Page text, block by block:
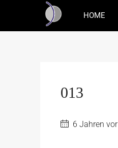
HOME
013
6 Jahren vor